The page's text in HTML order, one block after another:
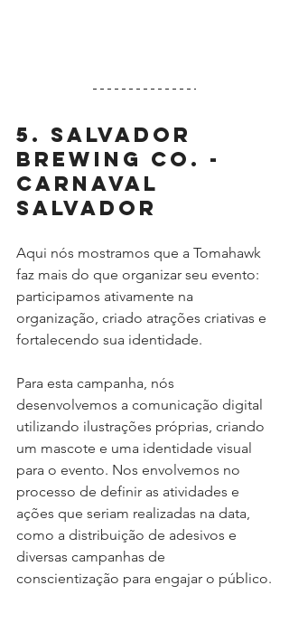
5. Salvador
Brewing Co. -
Carnaval
Salvador
Aqui nós mostramos que a Tomahawk
faz mais do que organizar seu evento:
participamos ativamente na
organização, criado atrações criativas e
fortalecendo sua identidade.
Para esta campanha, nós
desenvolvemos a comunicação digital
utilizando ilustrações próprias, criando
um mascote e uma identidade visual
para o evento. Nos envolvemos no
processo de definir as atividades e
ações que seriam realizadas na data,
como a distribuição de adesivos e
diversas campanhas de
conscientização para engajar o público.